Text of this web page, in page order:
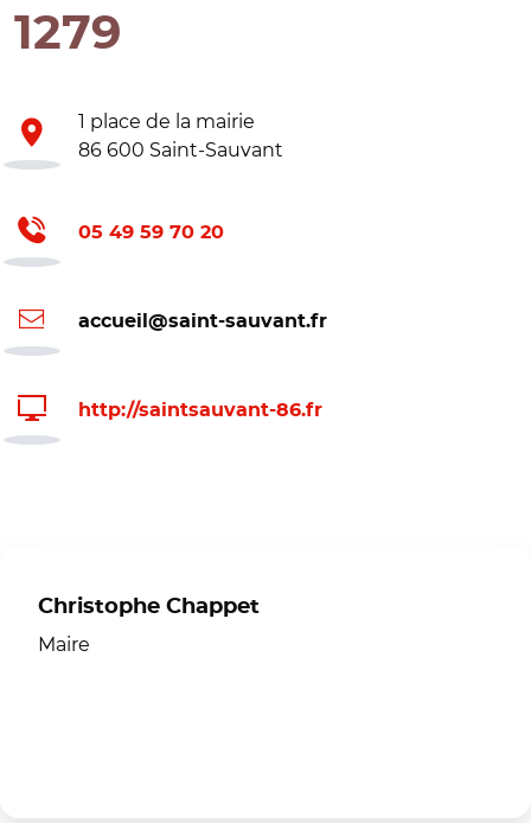
1279
1 place de la mairie
86 600 Saint-Sauvant
05 49 59 70 20
accueil@saint-sauvant.fr
http://saintsauvant-86.fr
Christophe Chappet
Maire